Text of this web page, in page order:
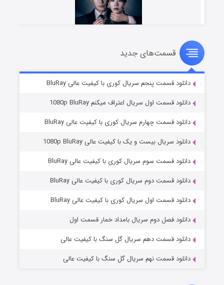
قسمت۸ (زیرنویس) منتشر شد
عملیات آپارتمان
قسمت۲ (زیرنویس) منتشر شد
قسمت‌های جدید
دانلود قسمت پنجم سریال کوری با کیفیت عالی BluRay
دانلود قسمت اول سریال اعتراف میکنم 1080p BluRay
دانلود قسمت چهارم سریال کوری با کیفیت عالی BluRay
دانلود سریال بیست و یک با کیفیت عالی 1080p BluRay
دانلود قسمت سوم سریال کوری با کیفیت عالی BluRay
دانلود قسمت دوم سریال کوری با کیفیت عالی BluRay
دانلود قسمت اول سریال کوری با کیفیت عالی BluRay
دانلود فصل دوم سریال بامداد خمار قسمت اول
دانلود قسمت دهم سریال گل سنگ با کیفیت عالی
دانلود قسمت نهم سریال گل سنگ با کیفیت عالی